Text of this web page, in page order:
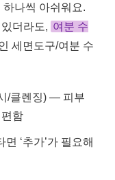
하나씩 아쉬워요.
더라도, 여분 수
세면도구/여분 수
/클렌징) — 피부
함
‘추가’가 필요해